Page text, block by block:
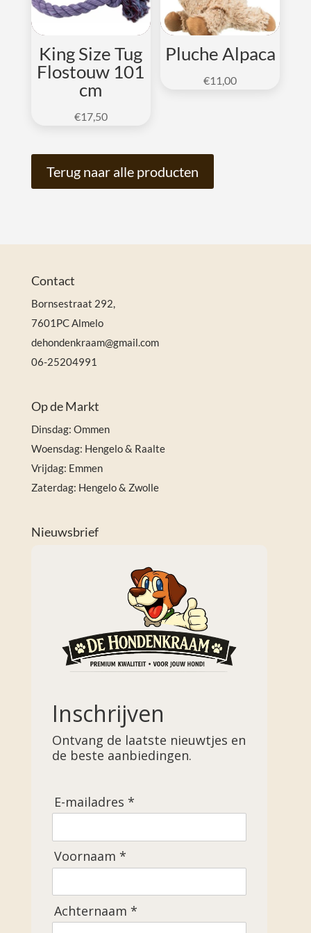
King Size Tug
Flostouw 101
cm
€17,50
Pluche Alpaca
€11,00
Terug naar alle producten
Contact
Bornsestraat 292,
7601PC Almelo
dehondenkraam@gmail.com
06-25204991
Op de Markt
Dinsdag: Ommen
Woensdag: Hengelo & Raalte
Vrijdag: Emmen
Zaterdag: Hengelo & Zwolle
Nieuwsbrief
Inschrijven
Ontvang de laatste nieuwtjes en
de beste aanbiedingen.
E-mailadres *
Voornaam *
Achternaam *